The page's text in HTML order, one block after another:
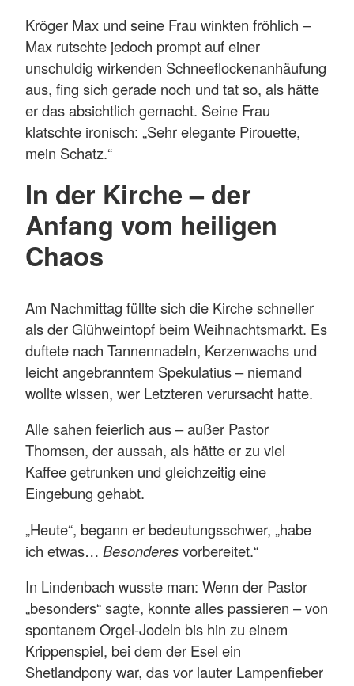
Kröger Max und seine Frau winkten fröhlich –
Max rutschte jedoch prompt auf einer
unschuldig wirkenden Schneeflockenanhäufung
aus, fing sich gerade noch und tat so, als hätte
er das absichtlich gemacht. Seine Frau
klatschte ironisch: „Sehr elegante Pirouette,
mein Schatz.“
In der Kirche – der
Anfang vom heiligen
Chaos
Am Nachmittag füllte sich die Kirche schneller
als der Glühweintopf beim Weihnachtsmarkt. Es
duftete nach Tannennadeln, Kerzenwachs und
leicht angebranntem Spekulatius – niemand
wollte wissen, wer Letzteren verursacht hatte.
Alle sahen feierlich aus – außer Pastor
Thomsen, der aussah, als hätte er zu viel
Kaffee getrunken und gleichzeitig eine
Eingebung gehabt.
„Heute“, begann er bedeutungsschwer, „habe
ich etwas… Besonderesvorbereitet.“
In Lindenbach wusste man: Wenn der Pastor
„besonders“ sagte, konnte alles passieren – von
spontanem Orgel-Jodeln bis hin zu einem
Krippenspiel, bei dem der Esel ein
Shetlandpony war, das vor lauter Lampenfieber